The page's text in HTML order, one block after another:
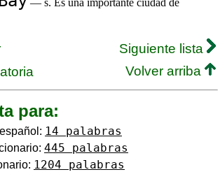
— s. Es una importante ciudad de
Siguiente lista
Volver arriba
para:
14 palabras
445 palabras
1204 palabras